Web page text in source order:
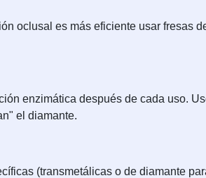
oclusal es más eficiente usar fresas
enzimática después de cada uso.
el diamante.
(transmetálicas o de diamante